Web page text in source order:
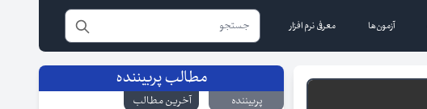
آزمون‌ها معرفی نرم افزار
مطالب پربیننده
پربیننده
آخرین مطالب